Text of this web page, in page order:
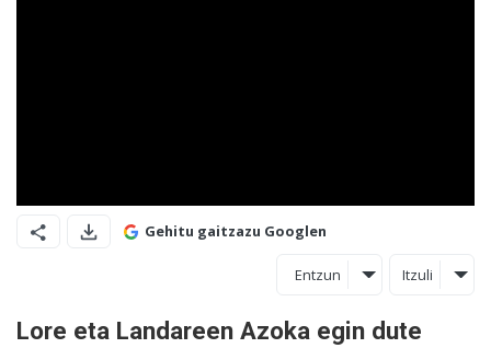
Gehitu gaitzazu Googlen
Entzun Itzuli
Lore eta Landareen Azoka egin dute